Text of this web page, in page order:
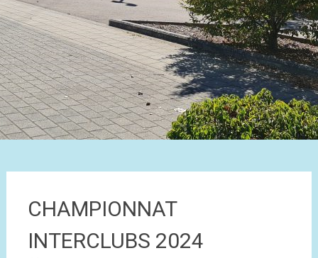
CHAMPIONNAT
INTERCLUBS 2024